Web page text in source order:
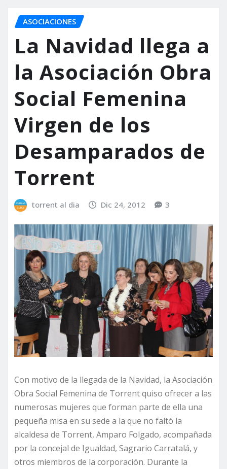
ASOCIACIONES
La Navidad llega a
la Asociación Obra
Social Femenina
Virgen de los
Desamparados de
Torrent
torrent al dia Dic 24, 2012 3
Con motivo de la llegada de la Navidad, la Asociación
Obra Social Femenina de Torrent quiso ofrecer a las
numerosas mujeres que forman parte de ella una
pequeña misa en su sede a la que no faltó la
alcaldesa de Torrent, Amparo Folgado, acompañada
por la concejal de Igualdad, Sagrario Carratalá, y
otros miembros de la corporación. Durante la